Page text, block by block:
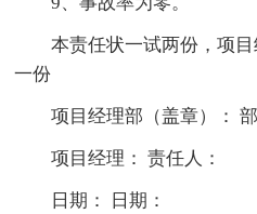
本责任状一试两份，项
一份
项目经理部（盖章）： 部
项目经理： 责任人：
日期： 日期：